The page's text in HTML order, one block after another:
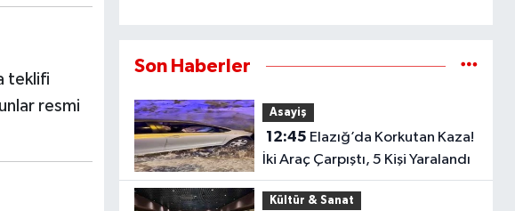
teklifi
resmi
Son Haberler
Asayiş
12:45
İki Araç Çarpıştı, 5 Kişi Yaralandı
Kültür & Sanat